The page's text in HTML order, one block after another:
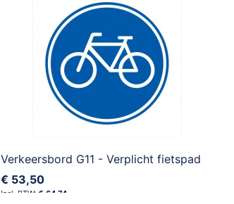
Verkeersbord G11 - Verplicht fietspad
€ 53,50
€ 64,74